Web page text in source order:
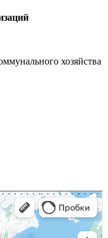
хозяйства